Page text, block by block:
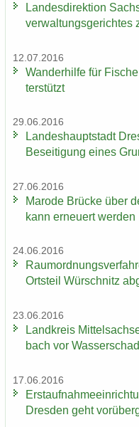
Lan­des­di­rek­ti­on
ver­wal­tungs­ge­rich­tes
12.07.2016
Wan­der­hil­fe für
ter­stützt
29.06.2016
Lan­des­haupt­stadt
Be­sei­ti­gung eines
27.06.2016
Ma­ro­de Brü­cke über
kann er­neu­ert wer­den
24.06.2016
Orts­teil Wür­schnitz
23.06.2016
Land­kreis
bach vor
17.06.2016
Dres­den geht